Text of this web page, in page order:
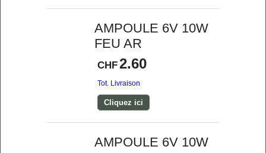
AMPOULE 6V 10W
FEU AR
CHF2.60
Tot. Livraison
Cliquez ici
AMPOULE 6V 10W